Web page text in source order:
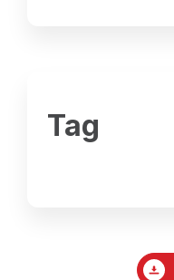
Tag